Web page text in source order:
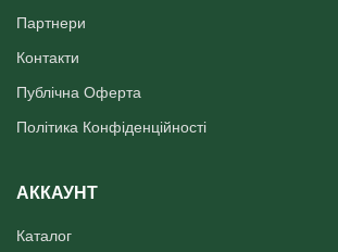
Партнери
Контакти
Публічна Оферта
Політика Конфіденційності
АККАУНТ
Каталог